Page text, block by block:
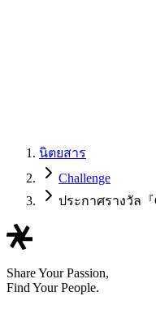
นิตยสาร
Challenge
ประกาศรางวัล『
Share Your Passion,
Find Your People.